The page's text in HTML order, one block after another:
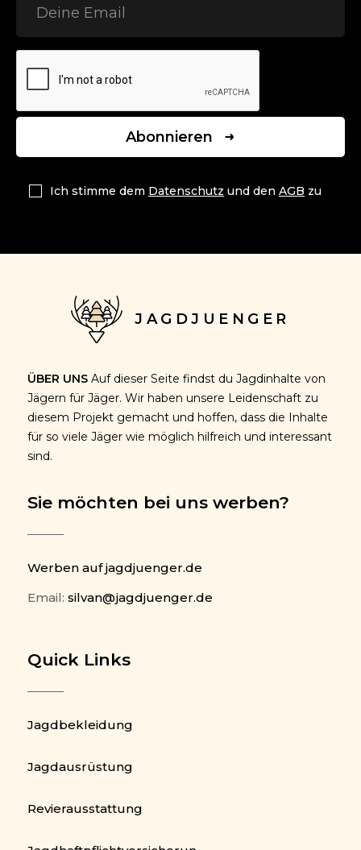
Abonnieren
Ich stimme dem Datenschutz und den AGB zu
JAGDJUENGER
ÜBER UNS Auf dieser Seite findst du Jagdinhalte von
Jägern für Jäger. Wir haben unsere Leidenschaft zu
diesem Projekt gemacht und hoffen, dass die Inhalte
für so viele Jäger wie möglich hilfreich und interessant
sind.
Sie möchten bei uns werben?
Werben auf jagdjuenger.de
Email: silvan@jagdjuenger.de
Quick Links
Jagdbekleidung
Jagdausrüstung
Revierausstattung